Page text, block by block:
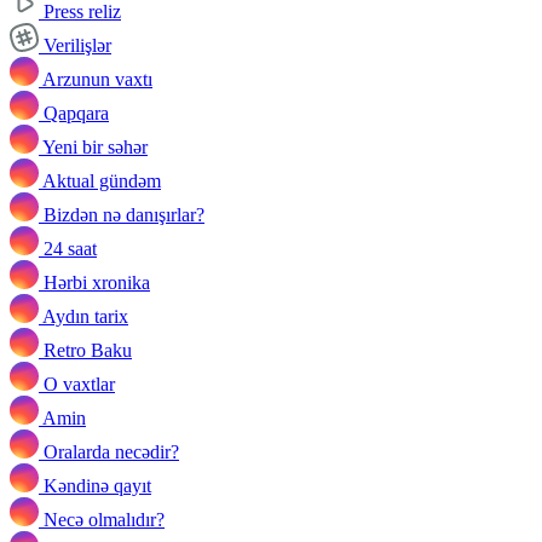
Press reliz
Verilişlər
Arzunun vaxtı
Qapqara
Yeni bir səhər
Aktual gündəm
Bizdən nə danışırlar?
24 saat
Hərbi xronika
Aydın tarix
Retro Baku
O vaxtlar
Amin
Oralarda necədir?
Kəndinə qayıt
Necə olmalıdır?